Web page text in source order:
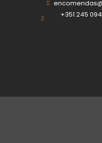
+351 245 094